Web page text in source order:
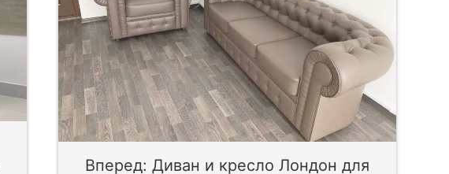
Вперед: Диван и кресло Лондон для